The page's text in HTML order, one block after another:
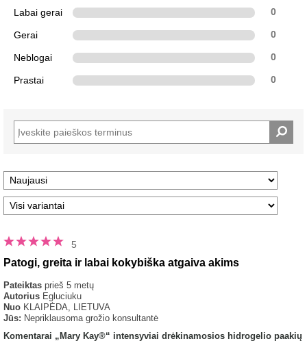
Labai gerai 0
Gerai 0
Neblogai 0
Prastai 0
5
Patogi, greita ir labai kokybiška atgaiva akims
Pateiktas prieš 5 metų
Autorius Egluciuku
Nuo KLAIPĖDA, LIETUVA
Jūs: Nepriklausoma grožio konsultantė
Komentarai „Mary Kay®“ intensyviai drėkinamosios hidrogelio paakių